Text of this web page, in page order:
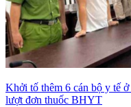
Khởi tố thêm 6 cán bộ y tế
lượt đơn thuốc BHYT